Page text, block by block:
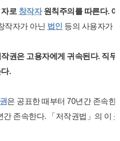
로 창작자원칙주의 를 따른다.
작자가 아닌 법인 등의 사용자가
권은 고용자에게 귀속된다. 직
.
은 공표한 때부터 70년간 존속한
간 존속한다.
「 저작권법 」의 이